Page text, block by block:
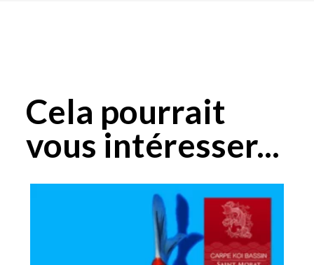
Cela pourrait
vous intéresser...